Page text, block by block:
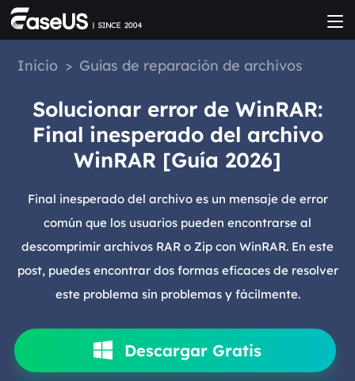
Inicio > Guías de reparación de archivos
Solucionar error de WinRAR:
Final inesperado del archivo
WinRAR [Guía 2026]
Final inesperado del archivo es un mensaje de error
común que los usuarios pueden encontrarse al
descomprimir archivos RAR o Zip con WinRAR. En este
post, puedes encontrar dos formas eficaces de resolver
este problema sin problemas y fácilmente.
Descargar Gratis